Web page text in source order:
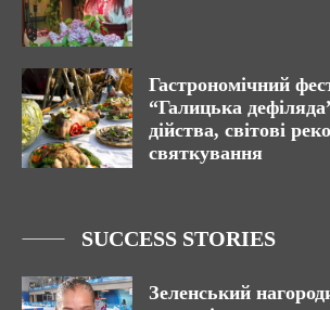
Гастрономічний
“Галицька
дійства, світові
святкування
SUCCESS STORIES
Зеленський